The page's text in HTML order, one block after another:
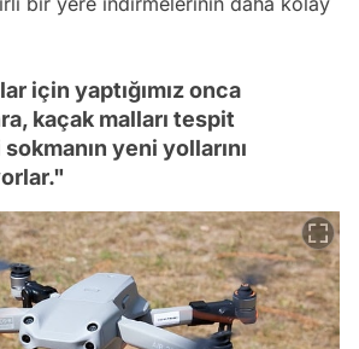
için yaptığımız onca
kaçak malları tespit
yeni yollarını